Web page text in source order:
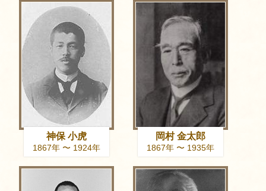
神保 小虎
1867年 〜 1924年
岡村 金太郎
1867年 〜 1935年